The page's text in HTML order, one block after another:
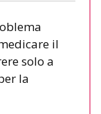
il
solo a
la